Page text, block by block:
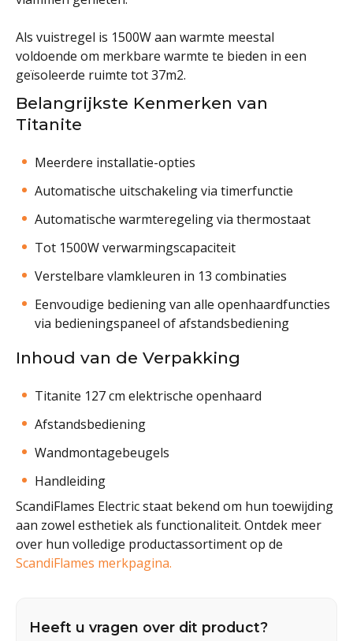
Als vuistregel is 1500W aan warmte meestal
voldoende om merkbare warmte te bieden in een
geïsoleerde ruimte tot 37m2.
Belangrijkste Kenmerken van
Titanite
Meerdere installatie-opties
Automatische uitschakeling via timerfunctie
Automatische warmteregeling via thermostaat
Tot 1500W verwarmingscapaciteit
Verstelbare vlamkleuren in 13 combinaties
Eenvoudige bediening van alle openhaardfuncties
via bedieningspaneel of afstandsbediening
Inhoud van de Verpakking
Titanite 127 cm elektrische openhaard
Afstandsbediening
Wandmontagebeugels
Handleiding
ScandiFlames Electric staat bekend om hun toewijding
aan zowel esthetiek als functionaliteit. Ontdek meer
over hun volledige productassortiment op de
ScandiFlames merkpagina.
Heeft u vragen over dit product?